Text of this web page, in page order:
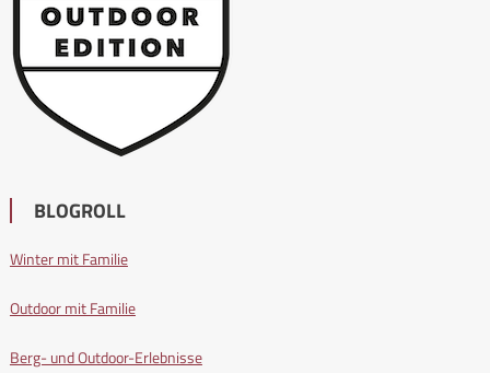
BLOGROLL
Winter mit Familie
Outdoor mit Familie
Berg- und Outdoor-Erlebnisse